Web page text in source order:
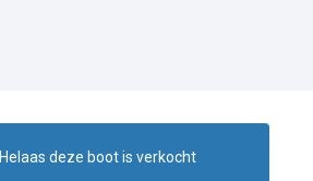
Helaas deze boot is verkocht